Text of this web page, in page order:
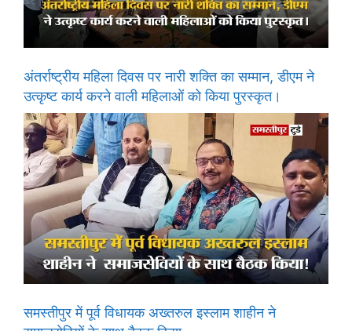
अंतर्राष्ट्रीय महिला दिवस पर नारी शक्ति का सम्मान, डीएम ने
उत्कृष्ट कार्य करने वाली महिलाओं को किया पुरस्कृत।
समस्तीपुर में पूर्व विधायक अख्तरुल इस्लाम शाहीन ने